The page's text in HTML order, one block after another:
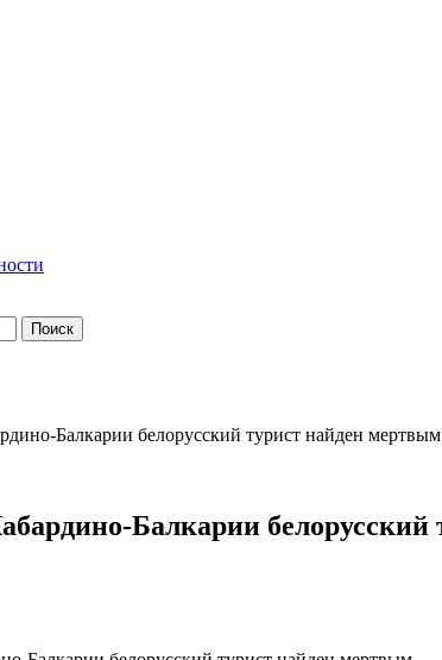
Балкарии белорусский турист найден мертвым
Балкарии белорусский